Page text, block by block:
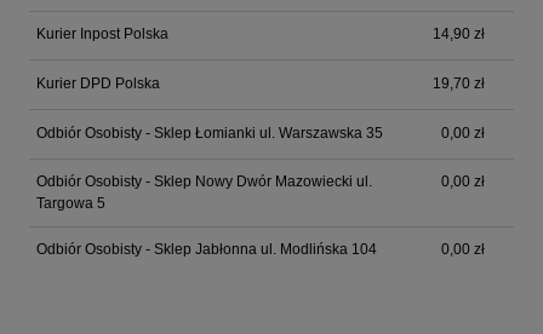
Kurier Inpost Polska 14,90 zł
Kurier DPD Polska 19,70 zł
Odbiór Osobisty - Sklep Łomianki ul. Warszawska 35 0,00 zł
Odbiór Osobisty - Sklep Nowy Dwór Mazowiecki ul.
Targowa 5
0,00 zł
Odbiór Osobisty - Sklep Jabłonna ul. Modlińska 104 0,00 zł